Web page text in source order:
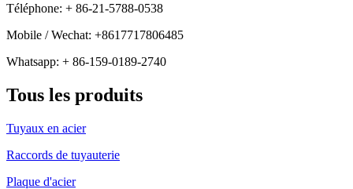
Téléphone: + 86-21-5788-0538
Mobile / Wechat: +8617717806485
Whatsapp: + 86-159-0189-2740
Tous les produits
Tuyaux en acier
Raccords de tuyauterie
Plaque d'acier